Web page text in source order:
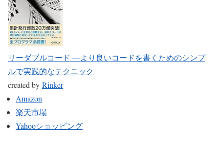
リーダブルコード ―より良いコードを書くためのシンプ
ルで実践的なテクニック
created by Rinker
Amazon
楽天市場
Yahooショッピング